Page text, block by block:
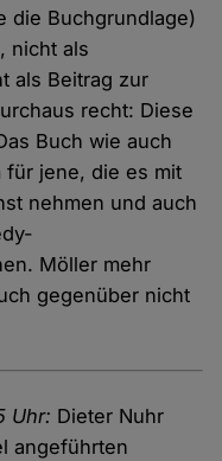
die Buchgrundlage)
nicht als
als Beitrag zur
recht: Diese
Buch wie auch
für jene, die es mit
nehmen und auch
Möller mehr
gegenüber nicht
Uhr: Dieter Nuhr
angeführten